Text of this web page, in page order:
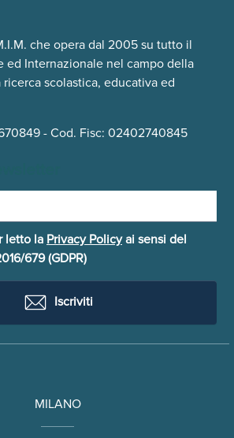
che opera dal 2005 su tutto il
ed Internazionale nel campo della
scolastica, educativa ed
- Cod. Fisc: 02402740845
letto la Privacy Policyai sensi del
679 (GDPR)
Iscriviti
MILANO